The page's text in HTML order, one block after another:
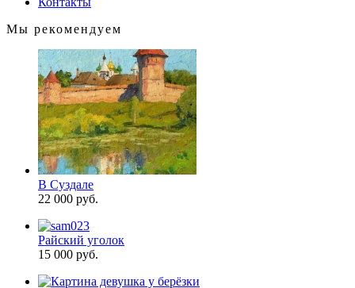
Мы рекомендуем
В Суздале
22 000 руб.
Райский уголок
15 000 руб.